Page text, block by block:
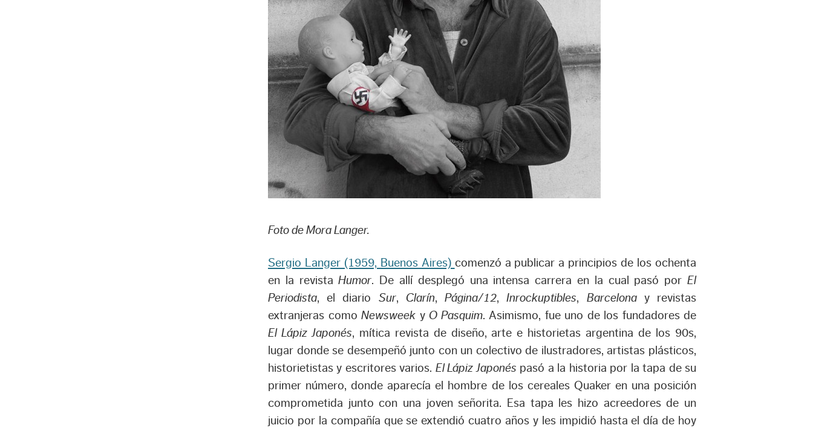
Foto de Mora Langer.
Sergio Langer (1959, Buenos Aires) comenzó a publicar a principios de los ochenta
en la revistaHumor. De allí desplegó una intensa carrera en la cual pasó porEl
Periodista, el diario Sur, Clarín,Página/12,Inrockuptibles, Barcelonay revistas
extranjeras como Newsweek y O Pasquim. Asimismo, fue uno de los fundadores de
El Lápiz Japonés, mítica revista de diseño, arte e historietas argentina de los 90s,
lugar donde se desempeñó junto con un colectivo de ilustradores, artistas plásticos,
historietistas y escritores varios. El Lápiz Japonés pasó a la historia por la tapa de su
primer número, donde aparecía el hombre de los cereales Quaker en una posición
comprometida junto con una joven señorita. Esa tapa les hizo acreedores de un
juicio por la compañía que se extendió cuatro años y les impidió hasta el día de hoy